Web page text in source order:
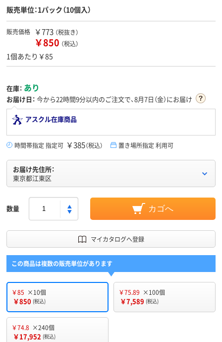
販売単位：1パック（10個入）
販売価格 ￥773 （税抜き）
￥850 （税込）
1個あたり￥85
在庫： あり
お届け日： 今から22時間9分以内のご注文で、8月7日（金）にお届け
アスクル在庫商品
時間帯指定 指定可 ￥385（税込） 置き場所指定 利用可
お届け先住所：
東京都江東区
数量 カゴへ
マイカタログへ登録
この商品は複数の販売単位があります
￥85 ×10個
￥850 (税込)
￥75.89 ×100個
￥7,589 (税込)
￥74.8 ×240個
￥17,952 (税込)